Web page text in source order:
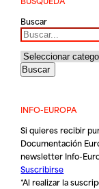
Buscar
INFO-EUROPA
Si quieres recibir
Documentación
newsletter Info-
Suscribirse
*Al realizar la